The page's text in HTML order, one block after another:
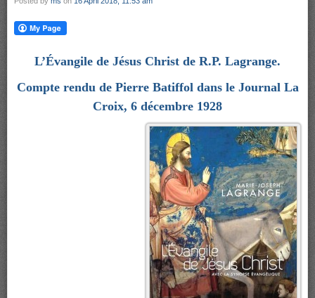
L’Évangile de Jésus Christ de R.P. Lagrange.
Compte rendu de Pierre Batiffol dans le Journal La
Croix, 6 décembre 1928